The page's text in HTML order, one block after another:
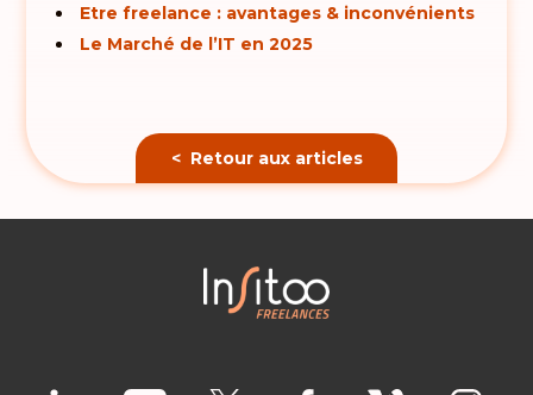
Etre freelance : avantages & inconvénients
Le Marché de l’IT en 2025
< Retour aux articles